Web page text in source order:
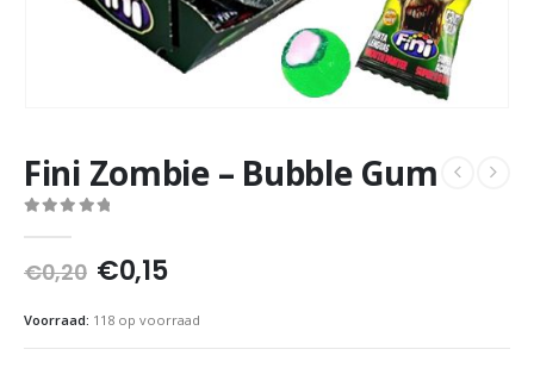
Fini Zombie – Bubble Gum
€0,20 Oorspronkelijke
prijs
was:
€0,20.
€0,15Huidige
is:
€0,15.
Voorraad: 118 op voorraad